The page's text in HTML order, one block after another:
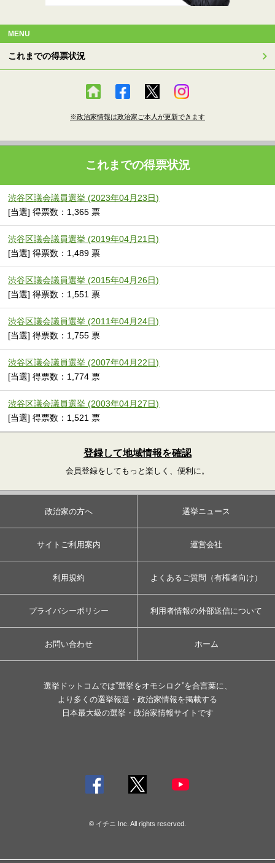
MENU
これまでの得票状況
※政治家情報は政治家ご本人が更新できます
これまでの得票状況
渋谷区議会議員選挙 (2023年04月23日)
[当選] 得票数：1,365 票
渋谷区議会議員選挙 (2019年04月21日)
[当選] 得票数：1,489 票
渋谷区議会議員選挙 (2015年04月26日)
[当選] 得票数：1,551 票
渋谷区議会議員選挙 (2011年04月24日)
[当選] 得票数：1,755 票
渋谷区議会議員選挙 (2007年04月22日)
[当選] 得票数：1,774 票
渋谷区議会議員選挙 (2003年04月27日)
[当選] 得票数：1,521 票
登録して地域情報を確認
会員登録をしてもっと楽しく、便利に。
政治家の方へ 選挙ニュース
サイトご利用案内 運営会社
利用規約 よくあるご質問（有権者向け）
プライバシーポリシー 利用者情報の外部送信について
お問い合わせ ホーム
選挙ドットコムでは”選挙をオモシロク”を合言葉に、
より多くの選挙報道・政治家情報を掲載する
日本最大級の選挙・政治家情報サイトです
© イチニ Inc. All rights reserved.